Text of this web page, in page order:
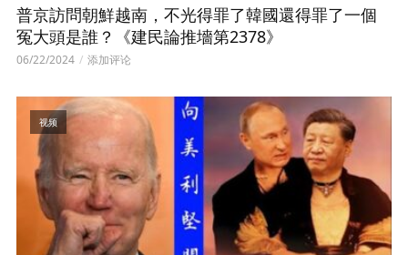
普京訪問朝鮮越南，不光得罪了韓國還得罪了一個
冤大頭是誰？《建民論推墻第2378》
06/22/2024 添加评论
视频